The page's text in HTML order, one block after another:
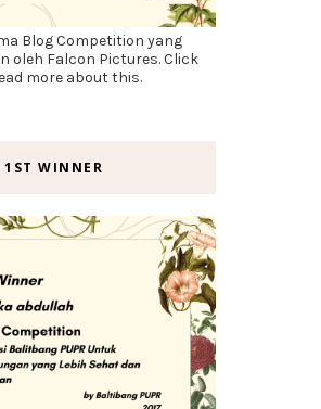
Blog Competition yang
oleh Falcon Pictures. Click
more about this.
1ST WINNER